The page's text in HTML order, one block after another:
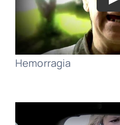
Hemorragia